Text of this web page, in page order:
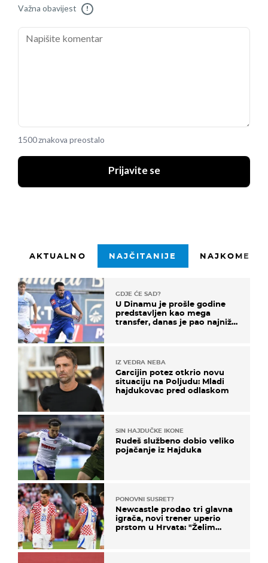
Važna obavijest !
1500 znakova preostalo
Prijavite se
AKTUALNO NAJČITANIJE
GDJE ĆE SAD?
U Dinamu je prošle godine
predstavljen kao mega
transfer, danas je pao najniže
IZ VEDRA NEBA
Garcijin potez otkrio novu
situaciju na Poljudu: Mladi
hajdukovac pred odlaskom
SIN HAJDUČKE IKONE
Rudeš službeno dobio veliko
pojačanje iz Hajduka
PONOVNI SUSRET?
Newcastle prodao tri glavna
igrača, novi trener uperio
prstom u Hrvata: "Želim